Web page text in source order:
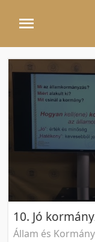
10. Jó
Állam és